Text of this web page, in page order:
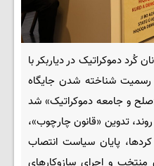
کُرد دموکراتیک در دیاربکر با
به رسمیت شناخته شدن جایگاه
و جامعه دموکراتیک» شد
تدوین «قانون چارچوب»،
پایان سیاست انتصاب